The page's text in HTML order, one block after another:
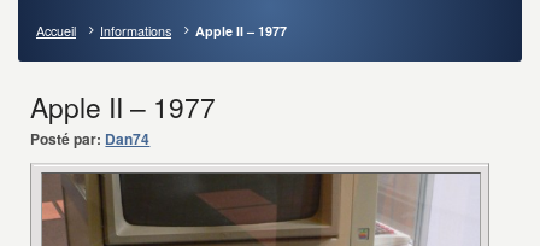
Accueil Informations Apple II – 1977
Apple II – 1977
Posté par: Dan74